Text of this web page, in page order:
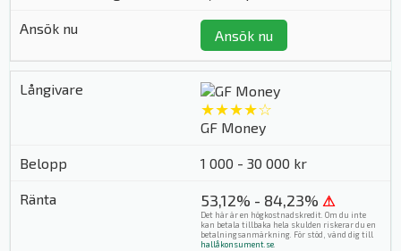
Ansök nu
★★★★☆
GF Money
1 000 - 30 000 kr
53,12% - 84,23% ⚠
Det här är en högkostnadskredit. Om du inte
kan betala tillbaka hela skulden riskerar du en
betalningsanmärkning. För stöd, vänd dig till
hallåkonsument.se